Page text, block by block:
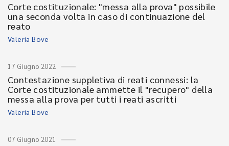
Corte costituzionale: "messa alla prova" possibile
una seconda volta in caso di continuazione del
reato
Valeria Bove
17 Giugno 2022
Contestazione suppletiva di reati connessi: la
Corte costituzionale ammette il "recupero" della
messa alla prova per tutti i reati ascritti
Valeria Bove
07 Giugno 2021